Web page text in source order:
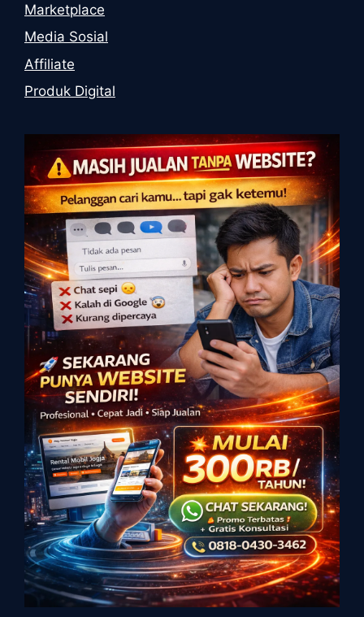
Marketplace
Media Sosial
Affiliate
Produk Digital